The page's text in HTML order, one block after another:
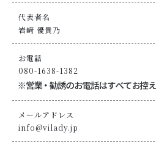
代表者名
岩﨑 優貴乃
お電話
080-1638-1382
メールアドレス
info@vilady.jp